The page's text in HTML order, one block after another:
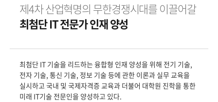
제4차 산업혁명의 무한경쟁시대를 이끌어갈
최첨단 IT 전문가 인재 양성
최첨단 IT 기술을 리드하는 융합형 인재 양성을 위해 전기 기술,
전자 기술, 통신 기술, 정보 기술 등에 관한 이론과 실무 교육을
실시하고 국내 및 국제자격증 교육과 더불어 대학원 진학을 통한
미래 IT기술 전문인을 양성하고 있다.